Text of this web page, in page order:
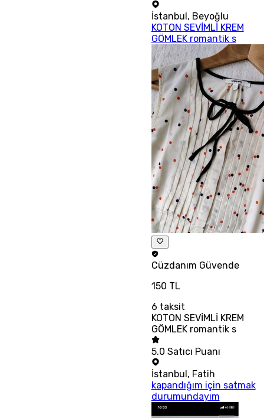
İstanbul, Beyoğlu
KOTON SEVİMLİ KREM
GÖMLEK romantik s
Cüzdanım Güvende
150 TL
6 taksit
KOTON SEVİMLİ KREM
GÖMLEK romantik s
5.0 Satıcı Puanı
İstanbul, Fatih
kapandığım için satmak
durumundayım